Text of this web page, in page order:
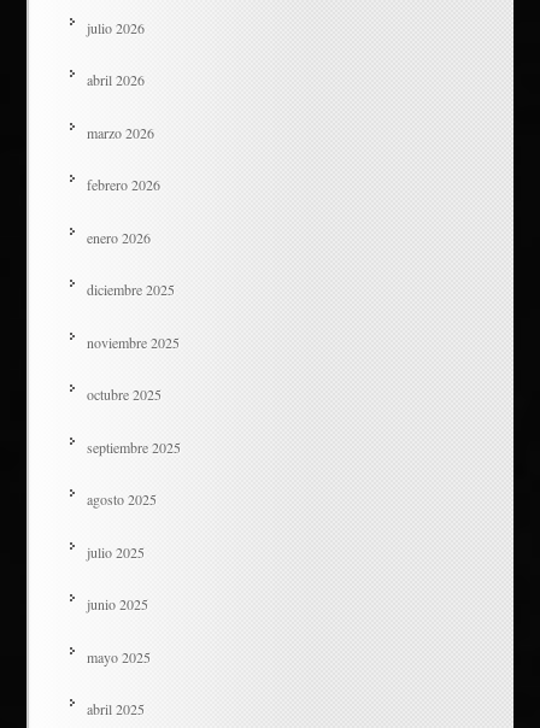
julio 2026
abril 2026
marzo 2026
febrero 2026
enero 2026
diciembre 2025
noviembre 2025
octubre 2025
septiembre 2025
agosto 2025
julio 2025
junio 2025
mayo 2025
abril 2025